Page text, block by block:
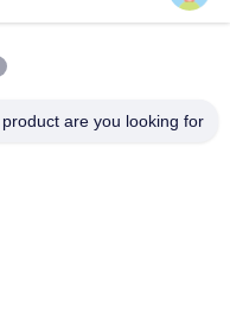
are you looking for?